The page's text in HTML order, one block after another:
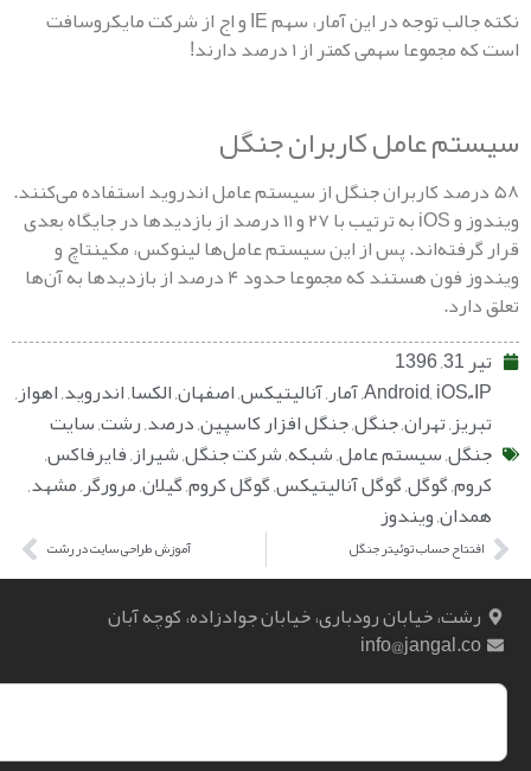
نکته جالب توجه در این آمار، سهم IE و اج از شرکت مایکروسافت
سهمی کمتر از ۱ درصد دارند!
عامل کاربران جنگل
کاربران جنگل از سیستم عامل اندروید استفاده می‌کنند.
ویندوز و iOS به ترتیب با ۲۷ و ۱۱ درصد از بازدیدها در جایگاه بعدی
پس از این سیستم عامل‌ها لینوکس، مکینتاچ و
ویندوز فون هستند که مجموعا حدود ۴ درصد از بازدیدها به آن‌ها
Android
,آمار,آنالیتیکس,اصفهان,الکسا,اندروید,اهواز,
تهران,جنگل,جنگل افزار کاسپین,درصد,رشت,سایت
,سیستم عامل,شبکه,شرکت جنگل,شیراز,فایرفاکس,
گوگل,گوگل آنالیتیکس,گوگل کروم,گیلان,مرورگر,مشهد,
ویندوز
حساب توئیتر جنگل آموزش طراحی سایت در رشت
خیابان رودباری، خیابان جوادزاده، کوچه آبان